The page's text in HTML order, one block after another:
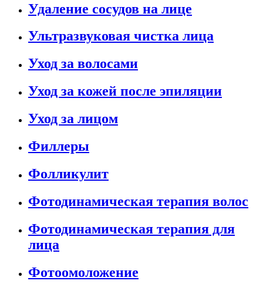
Удаление сосудов на лице
Ультразвуковая чистка лица
Уход за волосами
Уход за кожей после эпиляции
Уход за лицом
Филлеры
Фолликулит
Фотодинамическая терапия волос
Фотодинамическая терапия для
лица
Фотоомоложение